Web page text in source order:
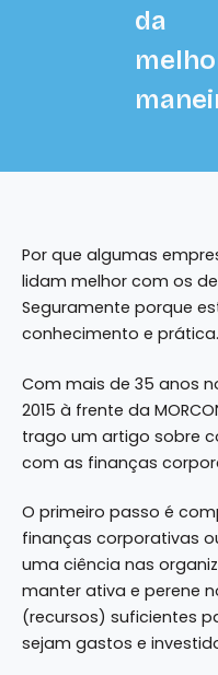
da
Por que algumas
lidam melhor com os
Seguramente porque
conhecimento e prática.
Com mais de 35 anos
2015 à frente da
trago um artigo sobre
com as finanças
O primeiro passo é
finanças corporativas
uma ciência nas
manter ativa e perene
(recursos) suficientes
sejam gastos e